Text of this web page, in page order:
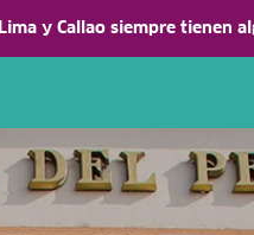
Lima y Callao siempre tienen